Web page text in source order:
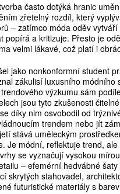
často dotýká hranic
zřetelný rozdíl, který
– zatímco móda oděv
popírá a kritizuje. Přesto je
velmi lákavé, což platí i
jako nonkonformní student
zákulisí luxusního módního
výzkumu sám
jsou tyto zkušenosti
díky nim osvobodil od
trendem nebo jít
stává uměleckým
Je módní, reflektuje trend, ale
se vyznačují vysokou mírou
– efemérní hedvábné šaty
skrytých stahovadel,
futuristické materiály s